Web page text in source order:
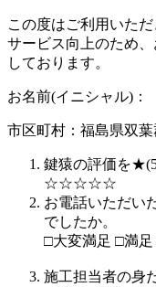
この度はご利用いた
サービス向上のため
しております。
お名前(イニシャル)：
市区町村： 福島県双
鍵猿の評価を
☆☆☆☆☆
お電話いただい
でしたか。
□大変満足 □満足
施工担当者の身